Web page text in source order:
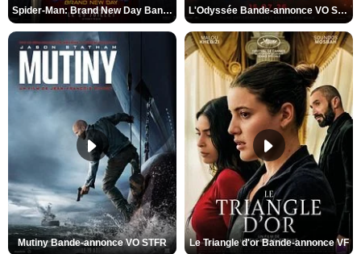
Spider-Man: Brand New Day Bande-annonce VO STFR L'Odyssée Bande-annonce VO STFR
Mutiny Bande-annonce VO STFR Le Triangle d'or Bande-annonce VF